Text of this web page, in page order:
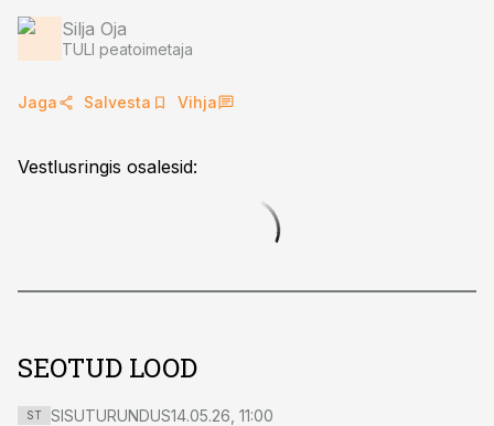
Silja Oja
TULI peatoimetaja
Jaga Salvesta Vihja
Vestlusringis osalesid:
SEOTUD LOOD
ST SISUTURUNDUS14.05.26, 11:00